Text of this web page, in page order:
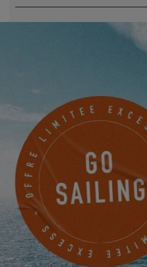
Quelque chose à
Je souhaite être tenu informé
offres d'EXCESS par voie